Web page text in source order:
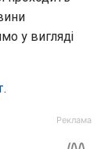
у вигляді
.